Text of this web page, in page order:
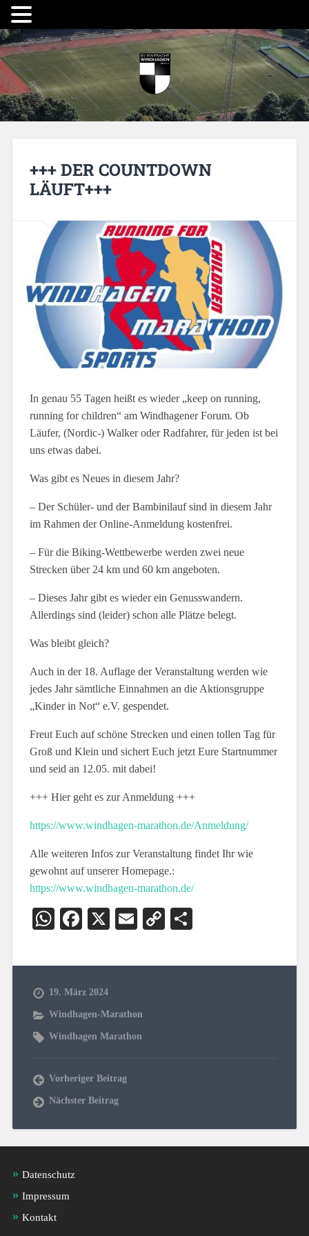
+++ DER COUNTDOWN
LÄUFT+++
In genau 55 Tagen heißt es wieder „keep on running,
running for children“ am Windhagener Forum. Ob
Läufer, (Nordic-) Walker oder Radfahrer, für jeden ist bei
uns etwas dabei.
Was gibt es Neues in diesem Jahr?
– Der Schüler- und der Bambinilauf sind in diesem Jahr
im Rahmen der Online-Anmeldung kostenfrei.
– Für die Biking-Wettbewerbe werden zwei neue
Strecken über 24 km und 60 km angeboten.
– Dieses Jahr gibt es wieder ein Genusswandern.
Allerdings sind (leider) schon alle Plätze belegt.
Was bleibt gleich?
Auch in der 18. Auflage der Veranstaltung werden wie
jedes Jahr sämtliche Einnahmen an die Aktionsgruppe
„Kinder in Not“ e.V. gespendet.
Freut Euch auf schöne Strecken und einen tollen Tag für
Groß und Klein und sichert Euch jetzt Eure Startnummer
und seid an 12.05. mit dabei!
+++ Hier geht es zur Anmeldung +++
https://www.windhagen-marathon.de/Anmeldung/
Alle weiteren Infos zur Veranstaltung findet Ihr wie
gewohnt auf unserer Homepage.:
https://www.windhagen-marathon.de/
WhatsApp
Facebook
X EmailCopy
19. März 2024
Windhagen-Marathon
Windhagen Marathon
Vorheriger Beitrag
Nächster Beitrag
Datenschutz
Impressum
Kontakt